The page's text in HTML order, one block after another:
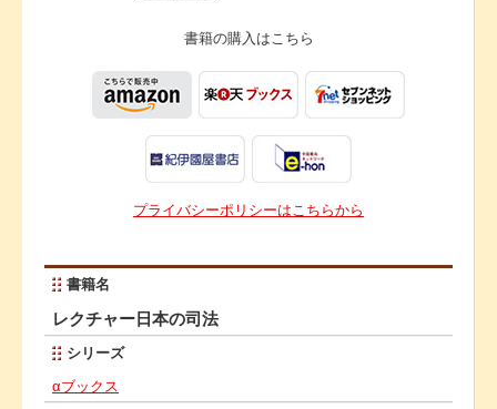
書籍の購入はこちら
プライバシーポリシーはこちらから
書籍名
レクチャー日本の司法
シリーズ
αブックス